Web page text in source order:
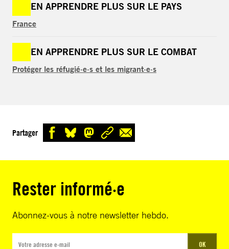
EN APPRENDRE PLUS SUR LE PAYS
France
EN APPRENDRE PLUS SUR LE COMBAT
Protéger les réfugié·e·s et les migrant·e·s
Partager
Rester informé·e
Abonnez-vous à notre newsletter hebdo.
OK